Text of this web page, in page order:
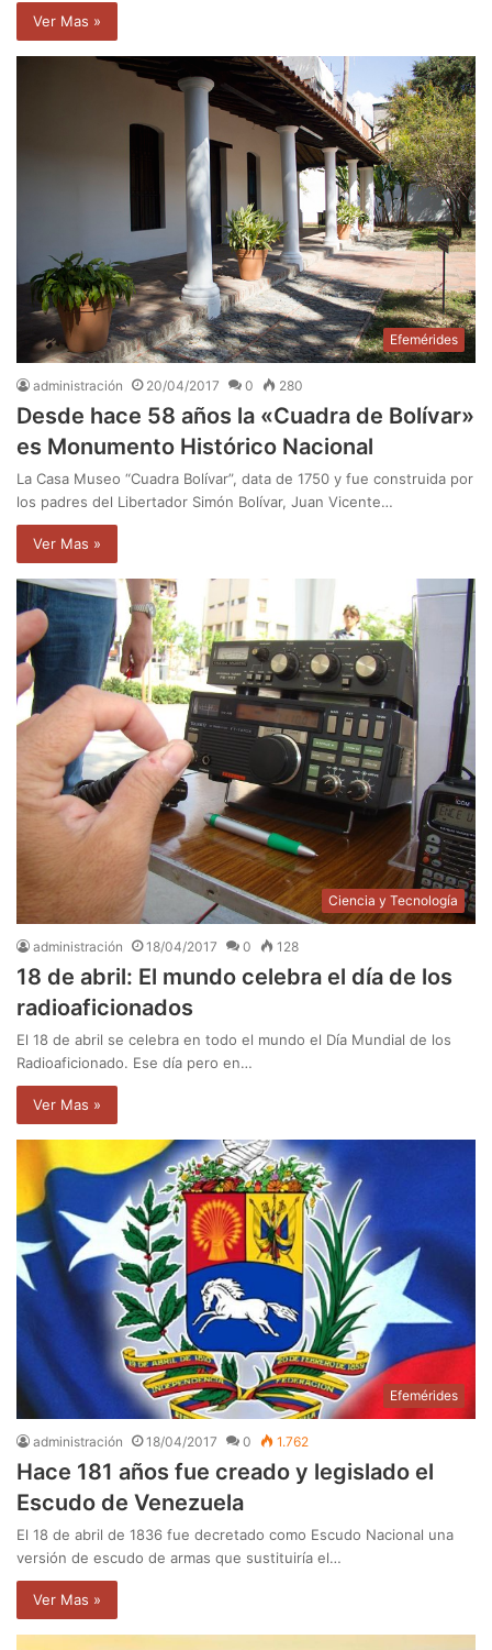
Ver Mas »
Efemérides
administración 20/04/2017 0 280
Desde hace 58 años la «Cuadra de Bolívar»
es Monumento Histórico Nacional
La Casa Museo “Cuadra Bolívar”, data de 1750 y fue construida por
los padres del Libertador Simón Bolívar, Juan Vicente…
Ver Mas »
Ciencia y Tecnología
administración 18/04/2017 0 128
18 de abril: El mundo celebra el día de los
radioaficionados
El 18 de abril se celebra en todo el mundo el Día Mundial de los
Radioaficionado. Ese día pero en…
Ver Mas »
Efemérides
administración 18/04/2017 0 1.762
Hace 181 años fue creado y legislado el
Escudo de Venezuela
El 18 de abril de 1836 fue decretado como Escudo Nacional una
versión de escudo de armas que sustituiría el…
Ver Mas »